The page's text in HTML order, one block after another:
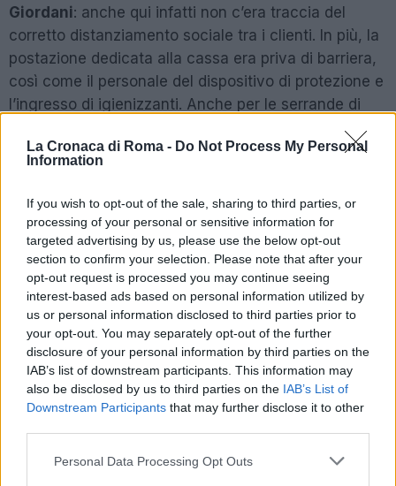
La Cronaca di Roma - Do Not Process My Personal
Information
If you wish to opt-out of the sale, sharing to third parties, or
processing of your personal or sensitive information for
targeted advertising by us, please use the below opt-out
section to confirm your selection. Please note that after your
opt-out request is processed you may continue seeing
interest-based ads based on personal information utilized by
us or personal information disclosed to third parties prior to
your opt-out. You may separately opt-out of the further
disclosure of your personal information by third parties on the
IAB’s list of downstream participants. This information may
also be disclosed by us to third parties on the IAB’s List of
Downstream Participants that may further disclose it to other
Please note that this website/app uses one or more Google
Personal Data Processing Opt Outs
Giordani: anche qui infatti non c’era traccia del
corretto distanziamento sociale tra i clienti. In più, la
postazione dedicata alla cassa era priva di barriera,
così come il personale del dispositivo di protezione e
l’ingresso di igienizzanti. Anche per le serrande di
quest’attività è stato disposto l’abbassamento per 5
giorni. A un terzo esercizio controllato è stata
rispettavano la distanza minima di sicurezza. Questi
ultimi, 21 in tutto, sono stati a loro volta identificati e
multati per complessivi 5880 euro. I controlli,
terminati a notte inoltrata, hanno visto passare sotto
la lente 364 persone, 116 veicoli e 8 attività
commerciali. I Carabinieri hanno anche elevato
sanzioni alCodice della Stradaper complessivi 891
euro.
Precedente
dell’Albania per
Successiva
CORONAVIRUS
del 30 luglio